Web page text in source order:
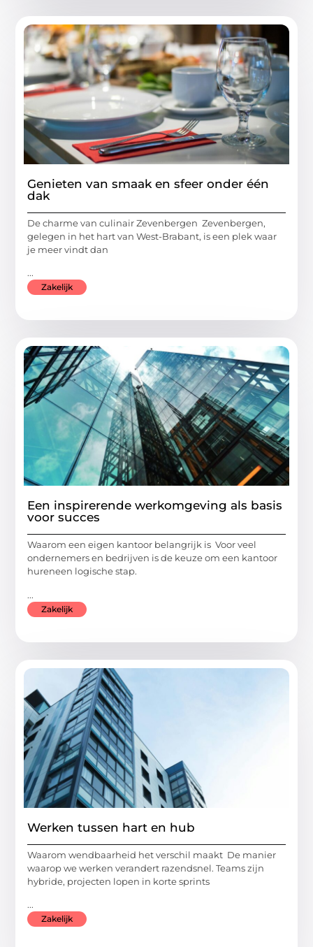
Genieten van smaak en sfeer onder één
dak
De charme van culinair Zevenbergen Zevenbergen,
gelegen in het hart van West-Brabant, is een plek waar
je meer vindt dan
...
Zakelijk
Een inspirerende werkomgeving als basis
voor succes
Waarom een eigen kantoor belangrijk is Voor veel
ondernemers en bedrijven is de keuze om een kantoor
hureneen logische stap.
...
Zakelijk
Werken tussen hart en hub
Waarom wendbaarheid het verschil maakt De manier
waarop we werken verandert razendsnel. Teams zijn
hybride, projecten lopen in korte sprints
...
Zakelijk